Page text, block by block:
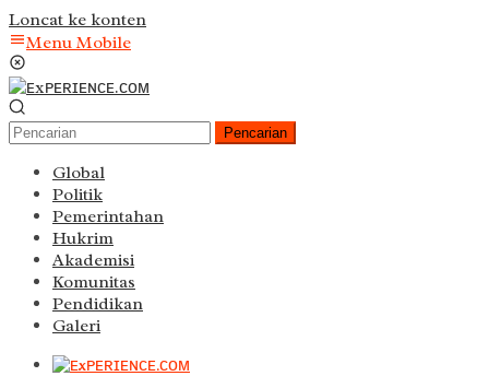
Loncat ke konten
Menu Mobile
Pencarian
Global
Politik
Pemerintahan
Hukrim
Akademisi
Komunitas
Pendidikan
Galeri